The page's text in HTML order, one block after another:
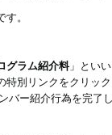
。
グラム紹介料」とい
別リンクをクリッ
バー紹介行為を完了